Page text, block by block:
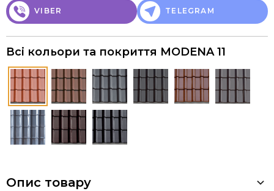
VIBER TELEGRAM
Всі кольори та покриття MODENA 11
Опис товару